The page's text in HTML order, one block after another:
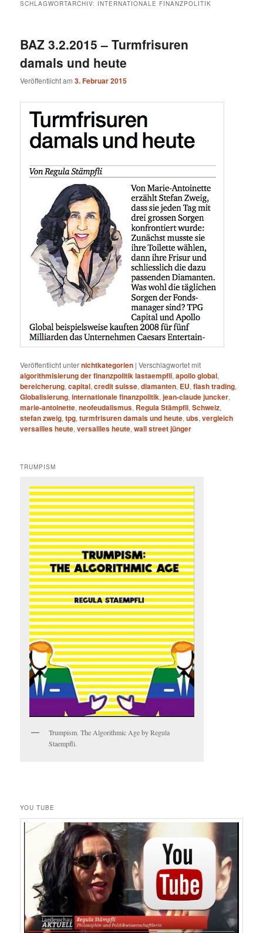
SCHLAGWORTARCHIV: INTERNATIONALE FINANZPOLITIK
BAZ 3.2.2015 – Turmfrisuren
damals und heute
Veröffentlicht am3. Februar 2015
Veröffentlicht unternichtkategorien |Verschlagwortet mit
algorithmisierung der finanzpolitik lastaempfli,apollo global,
bereicherung,capital,credit suisse,diamanten, EU,flash trading,
Globalisierung,internationale finanzpolitik,jean-claude juncker,
marie-antoinette,neofeudalismus, Regula Stämpfli,Schweiz,
stefan zweig,tpg,turmfrisuren damals und heute,ubs,vergleich
versailles heute,versailles heute,wall street jünger
TRUMPISM
Trumpism. The Algorithmic Age by Regula
Staempfli.
YOU TUBE